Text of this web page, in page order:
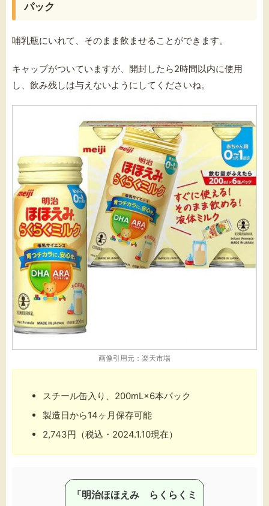
パック
哺乳瓶にいれて、そのまま飲ませることができます。
キャップがついていますが、開封したら2時間以内に使用
し、飲み残しは与えないようにしてくださいね。
画像引用元：楽天市場
スチール缶入り、200mL×6本パック
製造日から14ヶ月保存可能
2,743円（税込・2024.1.10現在）
「明治ほほえみ らくらくミ